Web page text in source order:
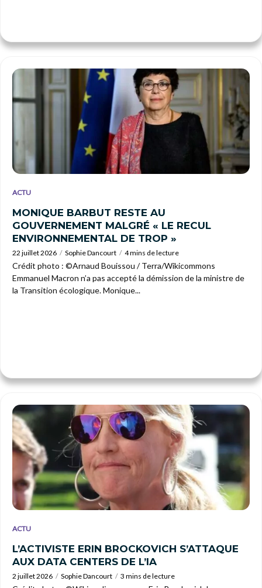
ACTU
MONIQUE BARBUT RESTE AU
GOUVERNEMENT MALGRÉ « LE RECUL
ENVIRONNEMENTAL DE TROP »
22 juillet 2026 Sophie Dancourt 4 mins de lecture
Crédit photo : ©Arnaud Bouissou / Terra/Wikicommons
Emmanuel Macron n’a pas accepté la démission de la ministre de
la Transition écologique. Monique...
ACTU
L’ACTIVISTE ERIN BROCKOVICH S’ATTAQUE
AUX DATA CENTERS DE L’IA
2 juillet 2026 Sophie Dancourt 3 mins de lecture